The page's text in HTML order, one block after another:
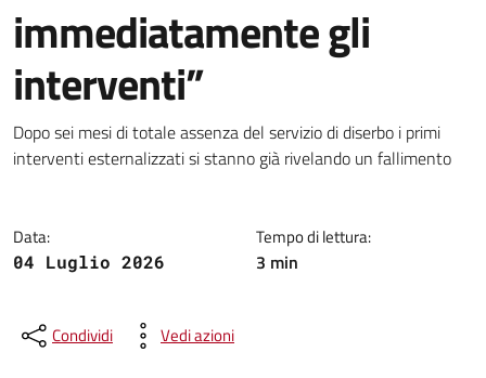
immediatamente gli
interventi”
Dettagli della notizia
Dopo sei mesi di totale assenza del servizio di diserbo i primi
interventi esternalizzati si stanno già rivelando un fallimento
Data:
04 Luglio 2026
Tempo di lettura:
3 min
Condividi Vedi azioni